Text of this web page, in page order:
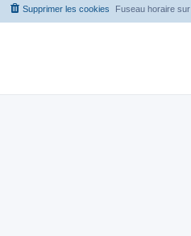
Fuseau horaire sur
Supprimer les cookies